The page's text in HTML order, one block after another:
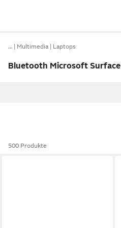
… Multimedia Laptops
Bluetooth Microsoft Surface
500 Produkte